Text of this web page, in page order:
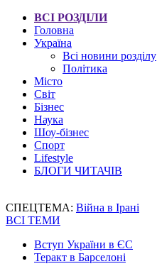
ВСІ РОЗДІЛИ
Головна
Україна
Всі новини розділу
Політика
Місто
Світ
Бізнес
Наука
Шоу-бізнес
Спорт
Lifestyle
БЛОГИ ЧИТАЧІВ
СПЕЦТЕМА: Війна в Ірані
ВСІ ТЕМИ
Вступ України в ЄС
Теракт в Барселоні